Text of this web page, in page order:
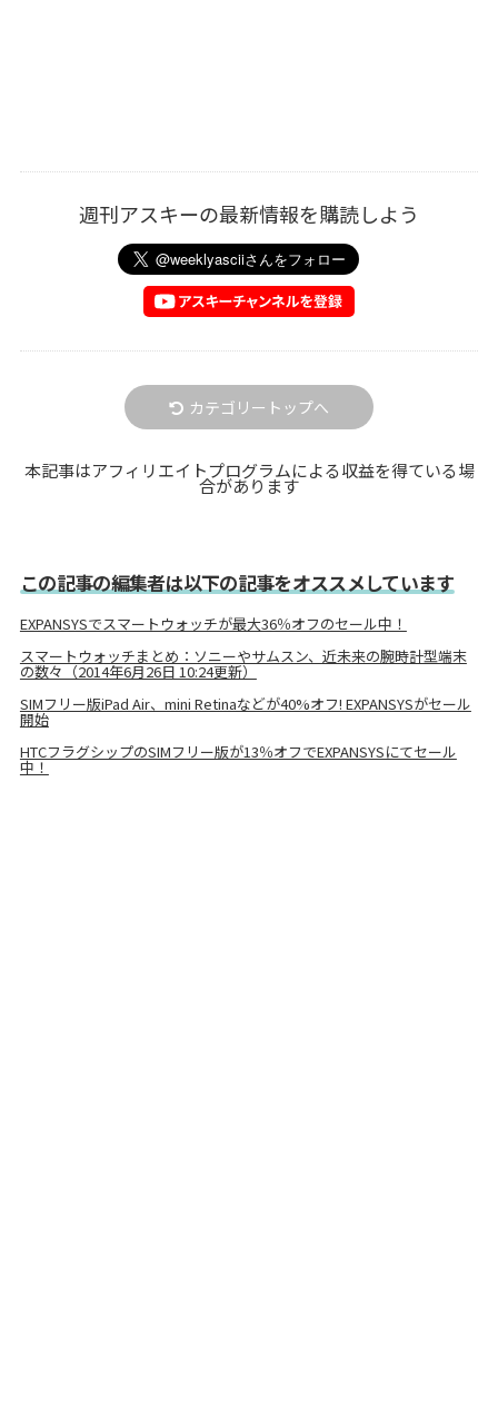
週刊アスキーの最新情報を購読しよう
カテゴリートップへ
本記事はアフィリエイトプログラムによる収益を得ている場
合があります
この記事の編集者は以下の記事をオススメしています
EXPANSYSでスマートウォッチが最大36％オフのセール中！
スマートウォッチまとめ：ソニーやサムスン、近未来の腕時計型端末
の数々（2014年6月26日 10:24更新）
SIMフリー版iPad Air、mini Retinaなどが40%オフ! EXPANSYSがセール
開始
HTCフラグシップのSIMフリー版が13％オフでEXPANSYSにてセール
中！